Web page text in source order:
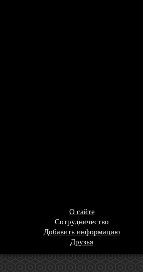
О сайте
Сотрудничество
Добавить информацию
Друзья